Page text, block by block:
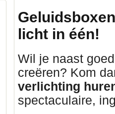
licht in één!
Wil je naast
creëren? Kom
verlichting
spectaculaire,